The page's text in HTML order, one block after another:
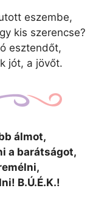
eszembe,
kis szerencse?
esztendőt,
jót, a jövőt.
álmot,
a barátságot,
B.Ú.É.K.!